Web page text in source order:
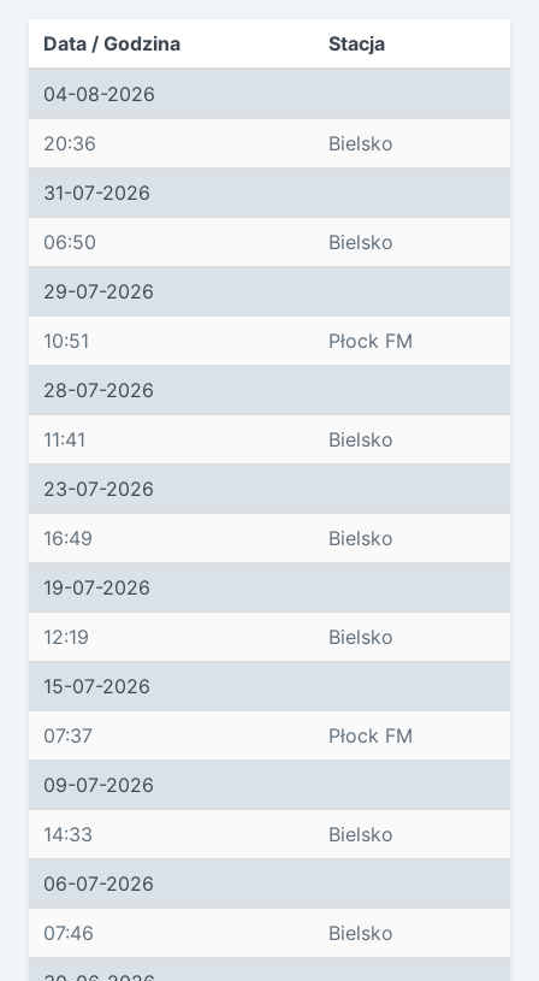
Data / Godzina Stacja
04-08-2026
20:36 Bielsko
31-07-2026
06:50 Bielsko
29-07-2026
10:51 Płock FM
28-07-2026
11:41 Bielsko
23-07-2026
16:49 Bielsko
19-07-2026
12:19 Bielsko
15-07-2026
07:37 Płock FM
09-07-2026
14:33 Bielsko
06-07-2026
07:46 Bielsko